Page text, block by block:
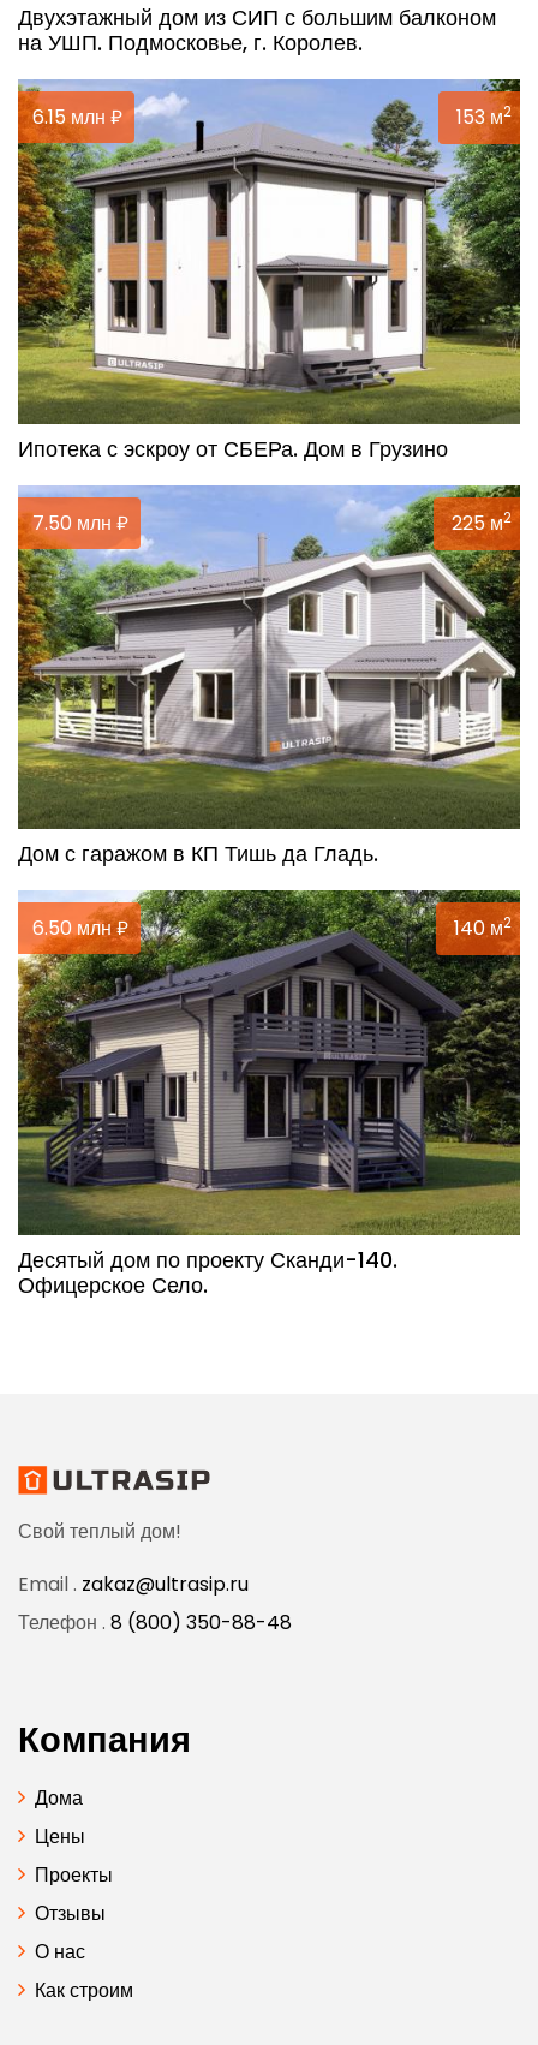
Двухэтажный дом из СИП с большим балконом
на УШП. Подмосковье, г. Королев.
6.15 млн ₽ 153 м2
Ипотека с эскроу от СБЕРа. Дом в Грузино
7.50 млн ₽ 225 м2
Дом с гаражом в КП Тишь да Гладь.
6.50 млн ₽ 140 м2
Десятый дом по проекту Сканди-140.
Офицерское Село.
Свой теплый дом!
Email . zakaz@ultrasip.ru
Телефон . 8 (800) 350-88-48
Компания
Дома
Цены
Проекты
Отзывы
О нас
Как строим